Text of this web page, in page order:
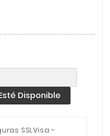
Disponible
SSLVisa -